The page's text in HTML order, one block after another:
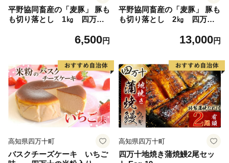
平野協同畜産の「麦豚」 豚も
も切り落とし 1㎏ 四万十
6,500円
平野協同畜産の「麦豚」 豚も
も切り落とし 2㎏ 四万十
13,000円
高知県四万十町
バスクチーズケーキ いちご
高知県四万十町
四万十地焼き蒲焼鰻2尾セッ